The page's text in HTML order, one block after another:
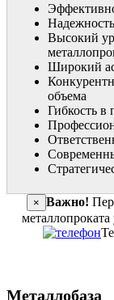
Высокий
Широкий
объема
Гибкость в
× Важно!